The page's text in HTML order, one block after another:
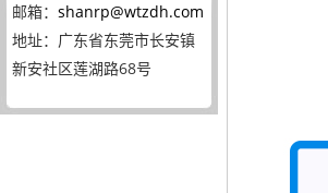
邮箱： shanrp@wtzdh.com
地址：广东省东莞市长安镇
新安社区莲湖路68号